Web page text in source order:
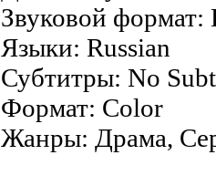
Звуковой
Языки: Russian
Субтитры: No
Формат: Color
Жанры: Драма,